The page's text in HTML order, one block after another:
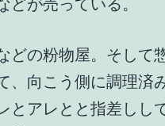
が売っている。
どの粉物屋。そして
、向こう側に調理済
とアレとと指差しし